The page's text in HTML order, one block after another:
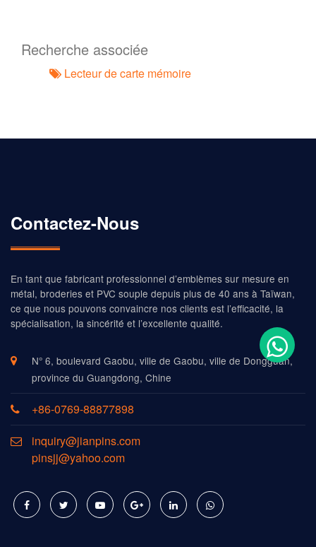
Recherche associée
Lecteur de carte mémoire
Contactez-Nous
En tant que fabricant professionnel d’emblèmes sur mesure en
métal, broderies et PVC souple depuis plus de 40 ans à Taïwan,
ce que nous pouvons convaincre nos clients est l’efficacité, la
spécialisation, la sincérité et l’excellente qualité.
N° 6, boulevard Gaobu, ville de Gaobu, ville de Dongguan,
province du Guangdong, Chine
+86-0769-88877898
inquiry@jianpins.com
pinsjj@yahoo.com